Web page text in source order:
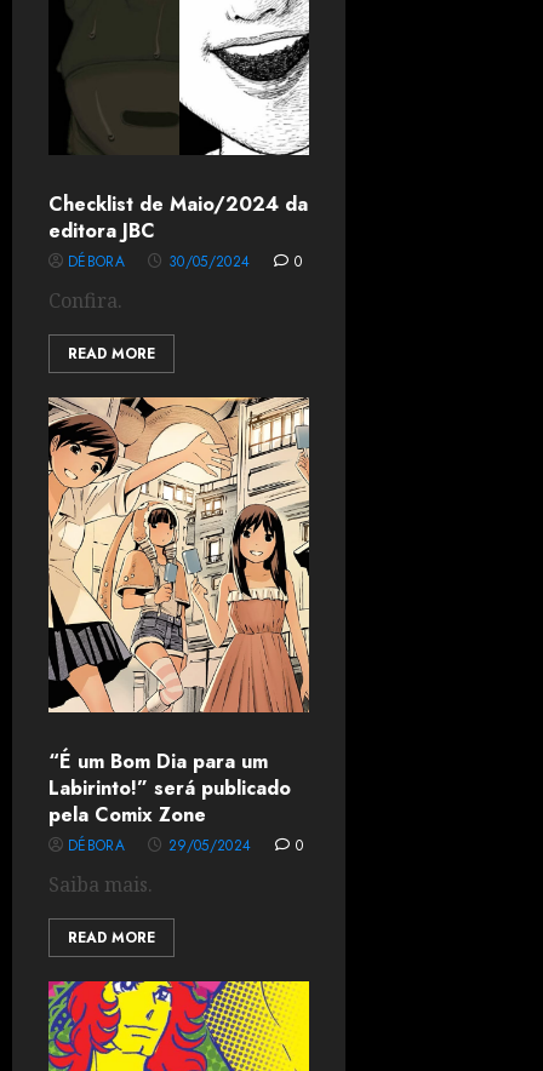
Checklist de Maio/2024 da
editora JBC
DÉBORA 30/05/2024 0
Confira.
READ MORE
“É um Bom Dia para um
Labirinto!” será publicado
pela Comix Zone
DÉBORA 29/05/2024 0
Saiba mais.
READ MORE